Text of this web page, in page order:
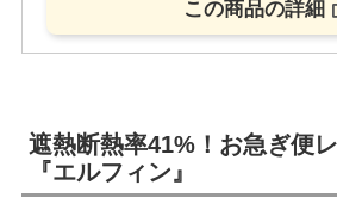
この商品の詳細
遮熱断熱率41%！お急ぎ便
『エルフィン』